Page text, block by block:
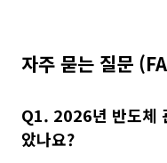
자주 묻는 질문
Q1. 2026년 반도체
았나요?